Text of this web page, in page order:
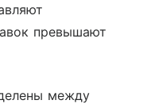
превышают
между